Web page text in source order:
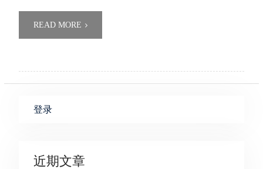
READ MORE
登录
近期文章